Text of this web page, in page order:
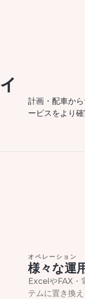
計画・配車か
ービスをより
オペレーション
様々な運
ExcelやFAX・
テムに置き換